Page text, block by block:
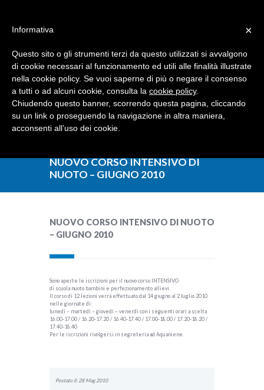
NUOVO CORSO INTENSIVO DI
NUOTO – GIUGNO 2010
NUOVO CORSO INTENSIVO DI NUOTO
– GIUGNO 2010
Sono aperte le iscrizioni per il nuovo corso INTENSIVO
di scuola nuoto bambini e perfezionamento allievi.
Il corso di 12 lezioni verrà effettuato dal 14 giugno al 2 luglio 2010
nelle giornate di:
lunedì – martedì – giovedì – venerdì con i seguenti orari a scelta
16.00-17.00 / 16.20-17.20 / 16.40-17.40 / 17.00-18.00 / 17.20-18.20 /
17.40-18.40
Per le iscrizioni rivolgersi in segreteria ad Aquaniene.
Postato il: 28 Mag 2010
×
Informativa
Questo sito o gli strumenti terzi da questo utilizzati si avvalgono
di cookie necessari al funzionamento ed utili alle finalità illustrate
nella cookie policy. Se vuoi saperne di più o negare il consenso
a tutti o ad alcuni cookie, consulta la cookie policy.
Chiudendo questo banner, scorrendo questa pagina, cliccando
su un link o proseguendo la navigazione in altra maniera,
acconsenti all’uso dei cookie.